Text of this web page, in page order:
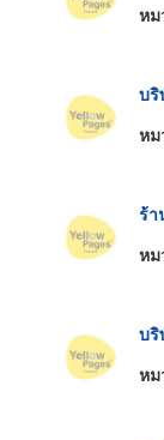
หม
บริ
หม
ร้า
หม
บริ
หม